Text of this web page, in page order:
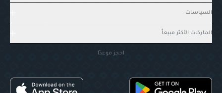
السياسات
الماركات الأكثر مبيعاً
احجز موعدًا